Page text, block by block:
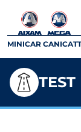
MINICAR